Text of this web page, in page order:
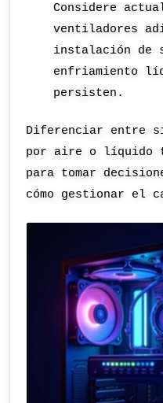
Considere
ventiladores
instalación de
enfriamiento
persisten.
Diferenciar entre
por aire o líquido
para tomar
cómo gestionar el